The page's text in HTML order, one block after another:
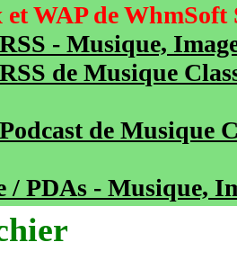
et WAP de WhmSoft
- Musique,
de Musique
de Musique
/ PDAs - Musique,